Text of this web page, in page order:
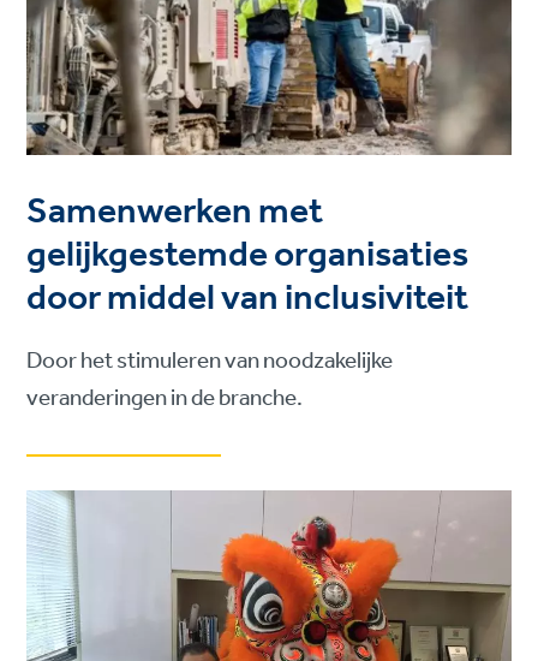
Samenwerken met
gelijkgestemde organisaties
door middel van inclusiviteit
Door het stimuleren van noodzakelijke
veranderingen in de branche.